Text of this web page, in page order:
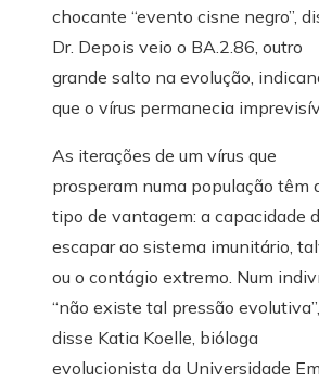
chocante “evento cisne negro”,
Dr. Depois veio o BA.2.86, outro
grande salto na evolução,
que o vírus permanecia
As iterações de um vírus que
prosperam numa população têm
tipo de vantagem: a capacidade
escapar ao sistema imunitário,
ou o contágio extremo. Num
“não existe tal pressão evolutiva”,
disse Katia Koelle, bióloga
evolucionista da Universidade